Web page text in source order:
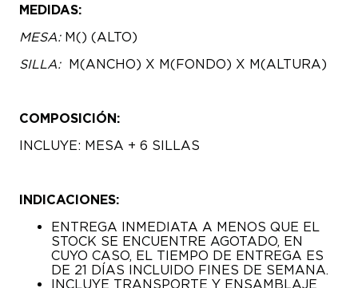
MEDIDAS:
MESA:M() (ALTO)
SILLA:M(ANCHO) X M(FONDO) X M(ALTURA)
COMPOSICIÓN:
INCLUYE: MESA + 6 SILLAS
INDICACIONES:
ENTREGA INMEDIATA A MENOS QUE EL
STOCK SE ENCUENTRE AGOTADO, EN
CUYO CASO, EL TIEMPO DE ENTREGA ES
DE 21 DÍAS INCLUIDO FINES DE SEMANA.
INCLUYE TRANSPORTE Y ENSAMBLAJE